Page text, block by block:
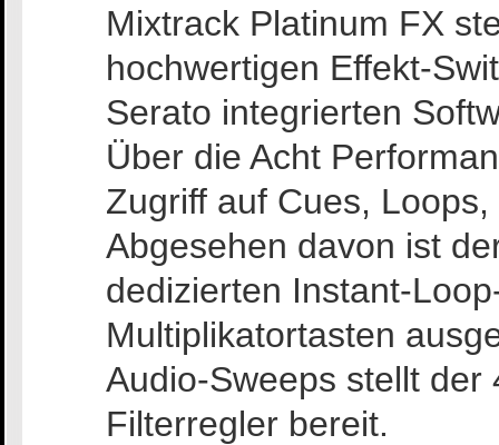
Mixtrack Platinum FX
hochwertigen Effekt-
Serato integrierten
Über die Acht
Zugriff auf Cues,
Abgesehen davon ist
dedizierten Instant-
Multiplikatortasten
Audio-Sweeps stellt
Filterregler bereit.